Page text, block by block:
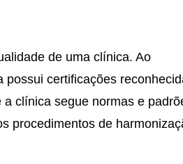
de uma clínica. Ao
possui certificações
clínica segue normas e
procedimentos de